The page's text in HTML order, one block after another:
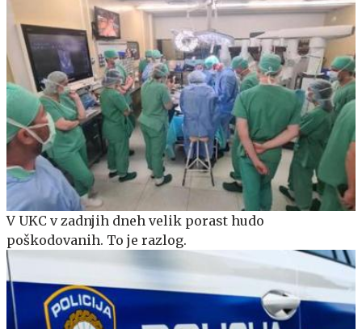
V UKC v zadnjih dneh velik porast hudo
poškodovanih. To je razlog.